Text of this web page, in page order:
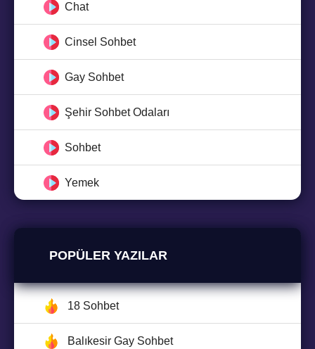
Chat
Cinsel Sohbet
Gay Sohbet
Şehir Sohbet Odaları
Sohbet
Yemek
POPÜLER YAZILAR
18 Sohbet
Balıkesir Gay Sohbet